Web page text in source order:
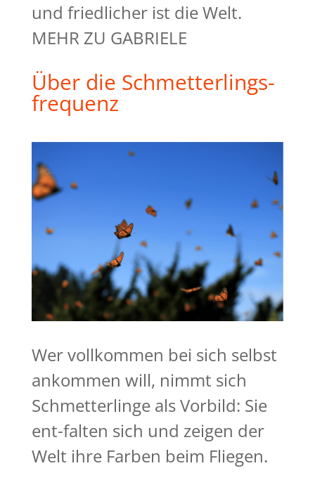
und friedlicher ist die Welt.
MEHR ZU GABRIELE
Über die Schmetterlings-
frequenz
Wer vollkommen bei sich selbst
ankommen will, nimmt sich
Schmetterlinge als Vorbild: Sie
ent-falten sich und zeigen der
Welt ihre Farben beim Fliegen.